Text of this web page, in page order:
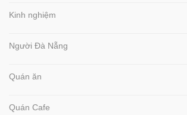
Kinh nghiệm
Người Đà Nẵng
Quán ăn
Quán Cafe